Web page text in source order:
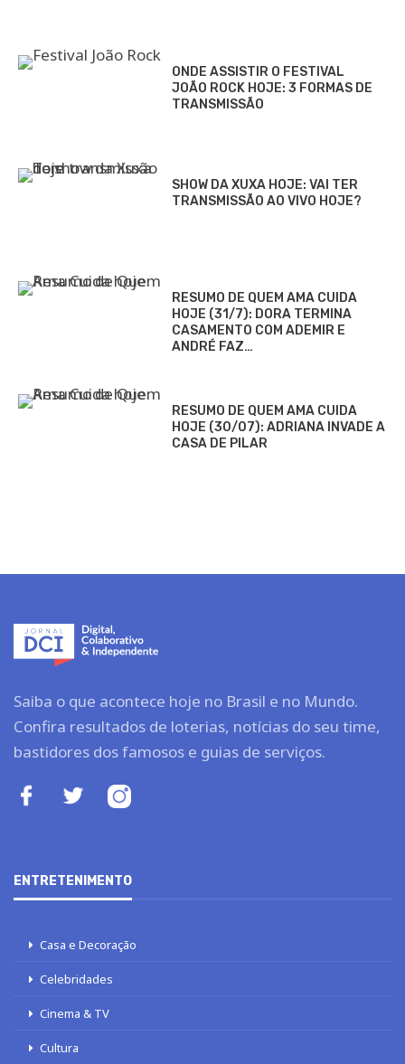
ONDE ASSISTIR O FESTIVAL
JOÃO ROCK HOJE: 3 FORMAS DE
TRANSMISSÃO
SHOW DA XUXA HOJE: VAI TER
TRANSMISSÃO AO VIVO HOJE?
RESUMO DE QUEM AMA CUIDA
HOJE (31/7): DORA TERMINA
CASAMENTO COM ADEMIR E
ANDRÉ FAZ…
RESUMO DE QUEM AMA CUIDA
HOJE (30/07): ADRIANA INVADE A
CASA DE PILAR
Saiba o que acontece hoje no Brasil e no Mundo.
Confira resultados de loterias, notícias do seu time,
bastidores dos famosos e guias de serviços.
ENTRETENIMENTO
Casa e Decoração
Celebridades
Cinema & TV
Cultura